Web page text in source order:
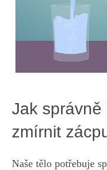
Jak
zmírnit
Naše tělo potřebuje